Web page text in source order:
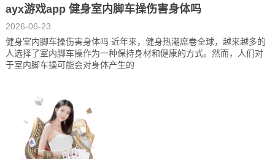
ayx游戏app 健身室内脚车操伤害身体吗
2026-06-23
健身室内脚车操伤害身体吗 近年来，健身热潮席卷全球，越来越多的
人选择了室内脚车操作为一种保持身材和健康的方式。然而，人们对
于室内脚车操可能会对身体产生的